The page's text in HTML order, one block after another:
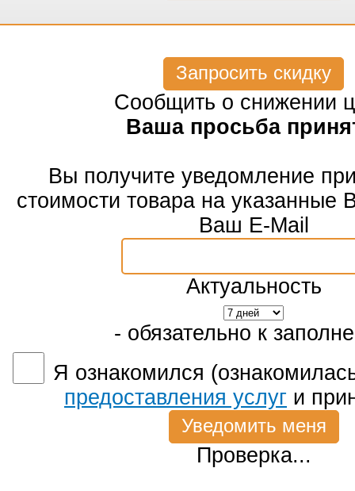
Запросить скидку
Сообщить о снижении
Ваша просьба
Вы получите уведомление
стоимости товара на указанные
Ваш E-Mail
Актуальность
- обязательно к
Я ознакомился
предоставления услуг и
Проверка...